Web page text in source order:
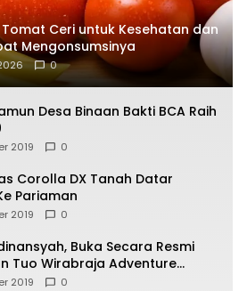
Ceri untuk Kesehatan dan
Mengonsumsinya
0
Desa Binaan Bakti BCA Raih
2019 0
Corolla DX Tanah Datar
Pariaman
2019 0
Buka Secara Resmi
Tuo Wirabraja Adventure
2019 0